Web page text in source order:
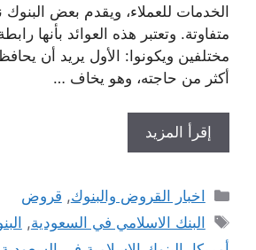
الخدمات للعملاء، ويقدم بعض
متفاوتة. وتعتبر هذه العوائد بأنها
مختلفين ويكونوا: الأول يريد أن
أكثر من حاجته، وهو يخاف …
إقرأ المزيد
التصنيفات
اخبار القروض والبنوك, قروض
الوسوم
البنك الاسلامي في السعودية,